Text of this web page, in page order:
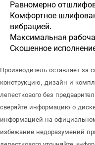
Равномерно
Комфортное
вибрацией.
Максимальная
Скошенное
Производитель оставляет за
конструкцию, дизайн и
лепесткового без
сверяйте информацию о
информацией на
избежание недоразумений